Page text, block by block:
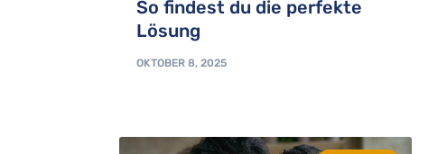
So findest du die perfekte
Lösung
OKTOBER 8, 2025